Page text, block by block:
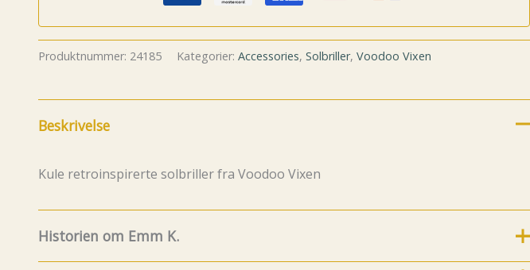
Produktnummer: 24185 Kategorier: Accessories, Solbriller, Voodoo Vixen
Beskrivelse
Kule retroinspirerte solbriller fra Voodoo Vixen
Historien om Emm K.